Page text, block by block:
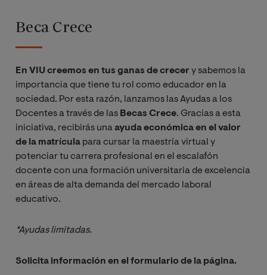
Recursos
E-learning e
Innovación
Tecnológica
Metodología
de
Investigación
Educativa
Beca Crece
En VIU creemos en tus ganas de crecer y sabemos la
importancia que tiene tu rol como educador en la
sociedad. Por esta razón, lanzamos las Ayudas a los
Docentes a través de las Becas Crece. Gracias a esta
iniciativa, recibirás unaayuda económica en el valor
de la matrícula para cursar la maestría virtual y
potenciar tu carrera profesional en el escalafón
docente con una formación universitaria de excelencia
en áreas de alta demanda del mercado laboral
educativo.
*Ayudas limitadas.
Solicita información en el formulario de la página.